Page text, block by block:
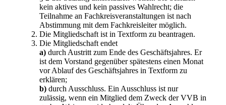
kein aktives und kein passives Wahlrecht; die
Teilnahme an Fachkreisveranstaltungen ist nach
Abstimmung mit dem Fachkreisleiter möglich.
Die Mitgliedschaft ist in Textform zu beantragen.
Die Mitgliedschaft endet
a) durch Austritt zum Ende des Geschäftsjahres. Er
ist dem Vorstand gegenüber spätestens einen Monat
vor Ablauf des Geschäftsjahres in Textform zu
erklären;
b) durch Ausschluss. Ein Ausschluss ist nur
zulässig, wenn ein Mitglied dem Zweck der VVB in